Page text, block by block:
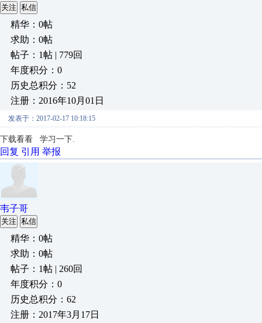
关注 私信
精华：0帖
求助：0帖
帖子：1帖 | 779回
年度积分：0
历史总积分：52
注册：2016年10月01日
发表于：2017-02-17 10:18:15
下载看看 学习一下.
回复 引用 举报
韦子哥
关注 私信
精华：0帖
求助：0帖
帖子：1帖 | 260回
年度积分：0
历史总积分：62
注册：2017年3月17日